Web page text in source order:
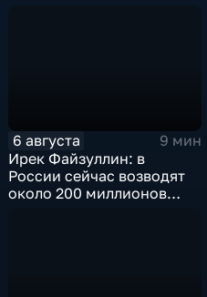
6 августа
9 мин
Ирек Файзуллин: в
России сейчас возводят
около 200 миллионов